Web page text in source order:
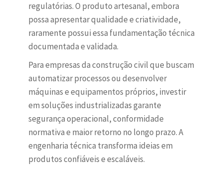
regulatórias. O produto artesanal, embora
possa apresentar qualidade e criatividade,
raramente possui essa fundamentação técnica
documentada e validada.
Para empresas da construção civil que buscam
automatizar processos ou desenvolver
máquinas e equipamentos próprios, investir
em soluções industrializadas garante
segurança operacional, conformidade
normativa e maior retorno no longo prazo. A
engenharia técnica transforma ideias em
produtos confiáveis e escaláveis.